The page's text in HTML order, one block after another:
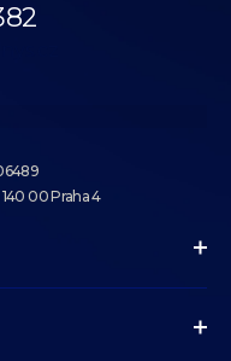
00 Praha 4